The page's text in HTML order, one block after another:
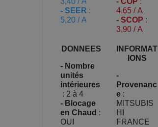
- SEER :
5,20 / A
4,65 / A
- SCOP :
3,90 / A
DONNEES
- Nombre
unités
intérieures
: 2 à 4
- Blocage
en Chaud :
OUI
INFORMAT
IONS
-
Provenanc
e :
MITSUBIS
HI
FRANCE